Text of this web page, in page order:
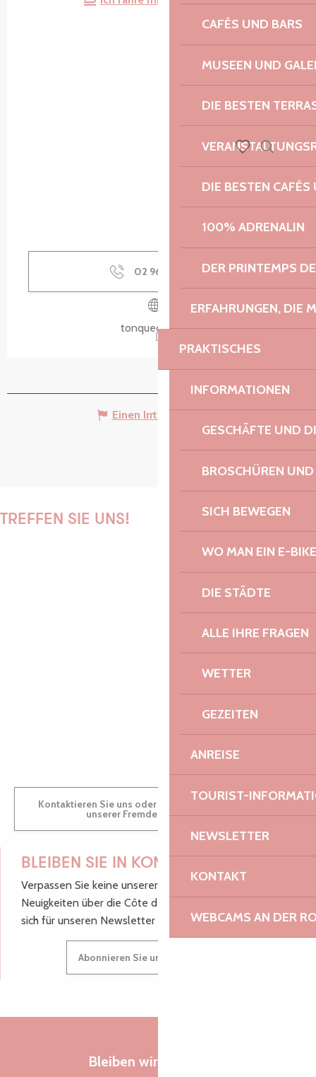
CAFÉS UND BARS
MUSEEN UND
DIE BESTEN
DIE BESTEN
100% ADRENALIN
DER PRINTEMPS
ERFAHRUNGEN, DIE
PRAKTISCHES
INFORMATIONEN
GESCHÄFTE UND
BROSCHÜREN
SICH BEWEGEN
WO MAN EIN E-
DIE STÄDTE
ALLE IHRE FRAGEN
WETTER
GEZEITEN
ANREISE
TOURIST-
NEWSLETTER
KONTAKT
WEBCAMS AN DER
Voir les favoris
Suche
02 96 37 05 ▒▒
tonquedec.com
Einen Irrtum angeben
TREFFEN SIE UNS!
PAULINE
Kontaktieren Sie uns oder besuchen Sie uns in einem
unserer Fremdenverkehrsbüros.
BLEIBEN SIE IN KONTAKT!
Verpassen Sie keine unserer guten Tipps und
Neuigkeiten über die Côte de Granit Rose, melden Sie
sich für unseren Newsletter an.
Abonnieren Sie unseren Newsletter
Bleiben wir verbunden